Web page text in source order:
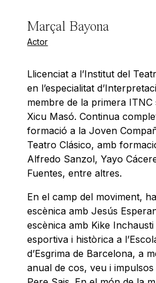
Marçal Bayona
Actor
Llicenciat a l’Institut del
en l’especialitat
membre de la primera
Xicu Masó. Continua
formació a la Joven
Teatro Clásico, amb
Alfredo Sanzol, Yayo
Fuentes, entre altres.
En el camp del moviment,
escènica amb Jesús
escènica amb Kike Inchausti
esportiva i històrica a
d’Esgrima de Barcelona, a
anual de cos, veu i